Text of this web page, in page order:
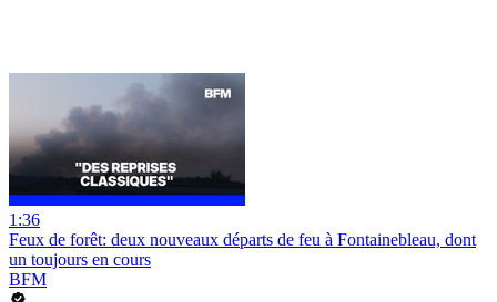
1:36
Feux de forêt: deux nouveaux départs de feu à Fontainebleau, dont
un toujours en cours
BFM